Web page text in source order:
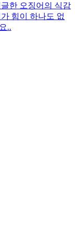
한 오징어의 식감
힘이 하나도 없
..